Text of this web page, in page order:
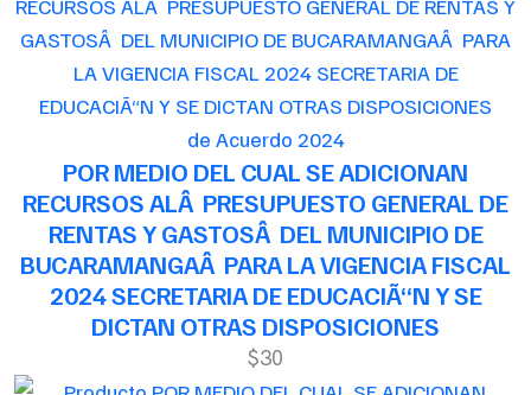
de Acuerdo 2024
POR MEDIO DEL CUAL SE ADICIONAN
RECURSOS ALÂ PRESUPUESTO GENERAL DE
RENTAS Y GASTOSÂ DEL MUNICIPIO DE
BUCARAMANGAÂ PARA LA VIGENCIA FISCAL
2024 SECRETARIA DE EDUCACIÃ“N Y SE
DICTAN OTRAS DISPOSICIONES
$30